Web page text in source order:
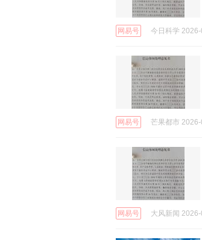
网易号 今日科学
网易号 芒果都市
网易号 大风新闻